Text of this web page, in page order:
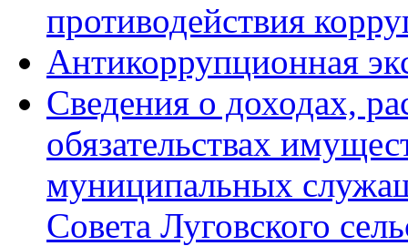
противодействия
Антикоррупционная
Сведения о доходах,
обязательствах
муниципальных
Совета Луговского